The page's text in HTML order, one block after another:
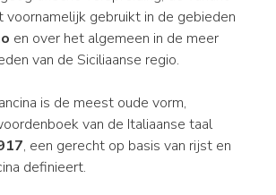
voornamelijk gebruikt in de gebieden
en over het algemeen in de meer
van de Siciliaanse regio.
is de meest oude vorm,
van de Italiaanse taal
, een gerecht op basis van rijst en
definieert.